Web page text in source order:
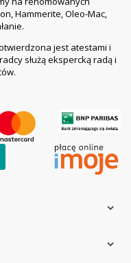
Hammerite, Oleo-Mac,
jest atestami i
służą ekspercką radą i